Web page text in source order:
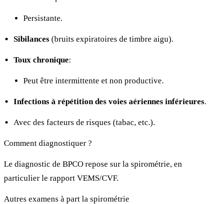
Persistante.
Sibilances (bruits expiratoires de timbre aigu).
Toux chronique:
Peut être intermittente et non productive.
Infections à répétition des voies aériennes inférieures.
Avec des facteurs de risques (tabac, etc.).
Comment diagnostiquer ?
Le diagnostic de BPCO repose sur la spirométrie, en
particulier le rapport VEMS/CVF.
Autres examens à part la spirométrie